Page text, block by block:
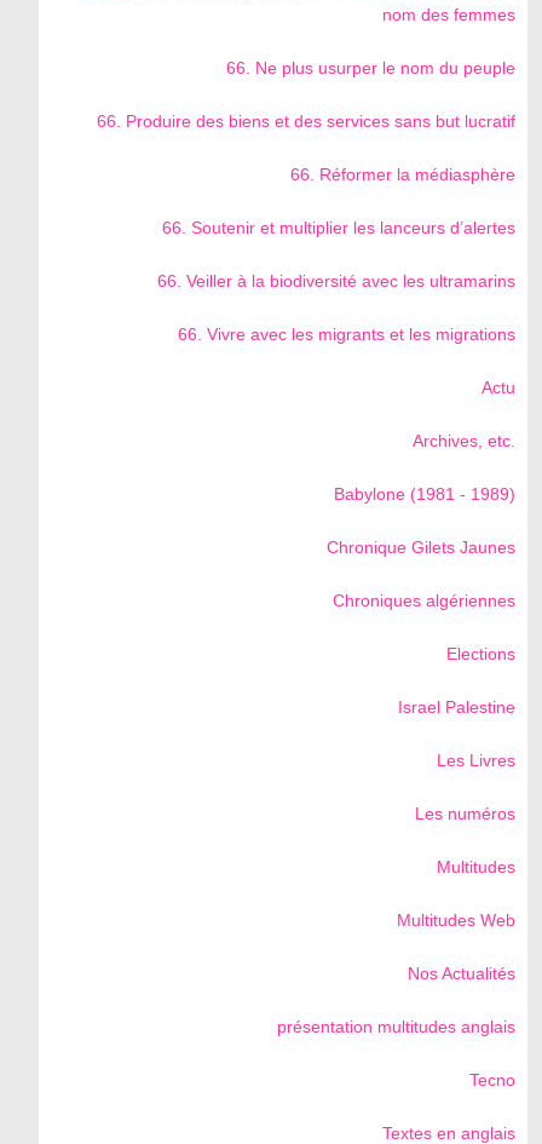
nom des femmes
66. Ne plus usurper le nom du peuple
66. Produire des biens et des services sans but lucratif
66. Réformer la médiasphère
66. Soutenir et multiplier les lanceurs d’alertes
66. Veiller à la biodiversité avec les ultramarins
66. Vivre avec les migrants et les migrations
Actu
Archives, etc.
Babylone (1981 - 1989)
Chronique Gilets Jaunes
Chroniques algériennes
Elections
Israel Palestine
Les Livres
Les numéros
Multitudes
Multitudes Web
Nos Actualités
présentation multitudes anglais
Tecno
Textes en anglais